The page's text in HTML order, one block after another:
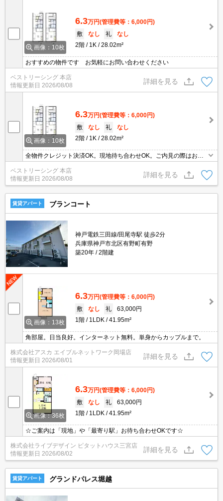
画像：10枚
6.3万円(管理費等：6,000円)
敷
なし 礼
なし
2階
1K 28.02m²
おすすめの物件です お気軽にお問い合わせください
ベストリーシング 本店
情報更新日 2026/08/08
詳細を見る
画像：10枚
6.3万円(管理費等：6,000円)
敷
なし 礼
なし
2階
1K 28.02m²
全物件クレジット決済OK。現地待ち合わせOK。ご内見の際はお気
軽にお問い合わせください。
ベストリーシング 本店
情報更新日 2026/08/08
詳細を見る
賃貸アパート ブランコート
神戸電鉄三田線/田尾寺駅 徒歩2分
兵庫県神戸市北区有野町有野
築20年
2階建
画像：13枚
6.3万円(管理費等：6,000円)
敷
なし 礼
63,000円
1階
1LDK 41.95m²
角部屋。日当良好。インターネット無料。単身からカップルまで。
株式会社アスカ エイブルネットワーク岡場店
情報更新日 2026/08/01
詳細を見る
画像：36枚
6.3万円(管理費等：6,000円)
敷
なし 礼
63,000円
1階
1LDK 41.95m²
☆ご案内は「現地」や「最寄り駅」お待ち合わせOKです☆
株式会社ライブデザイン ピタットハウス三宮店
情報更新日 2026/08/02
詳細を見る
賃貸アパート グランドパレス堀越